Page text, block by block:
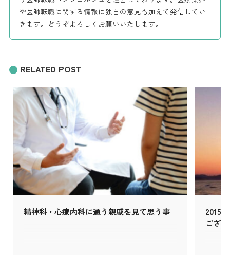
や医師転職に関する情報に独自の意見も加えて発信してい
きます。どうぞよろしくお願いいたします。
RELATED POST
精神科・心療内科に通う親戚を見て思う事
2015
ござ